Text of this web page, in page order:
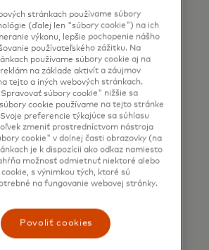
by Mastercard for such
purposes by phone. I
that I am free to
my consent at any time,
using the opt-out
in each email.
that my personal
processed in
with
Global Privacy Notice
this form, I also
I have read and agree
stránkach používame súbory
(ďalej len "súbory cookie") na ich
výkonu, lepšie pochopenie nášho
používateľského zážitku. Na
používame súbory cookie aj na
na základe aktivít a záujmov
tejto a iných webových stránkach.
súbory cookie" nižšie sa
cookie používame na tejto stránke
preferencie týkajúce sa súhlasu
zmeniť prostredníctvom nástroja
cookie" v dolnej časti obrazovky (na
je k dispozícii ako odkaz namiesto
možnosť odmietnuť niektoré alebo
s výnimkou tých, ktoré sú
na fungovanie webovej stránky.
Povoliť cookies